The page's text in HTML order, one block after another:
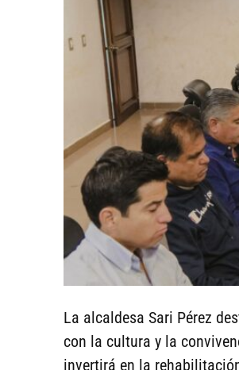
La alcaldesa Sari Pérez
con la cultura y la
invertirá en la